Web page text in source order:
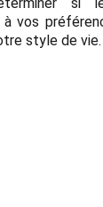
à vos
style de vie.